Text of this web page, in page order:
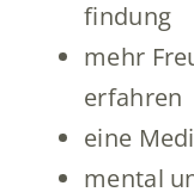
findung
mehr
erfahren
eine
mental